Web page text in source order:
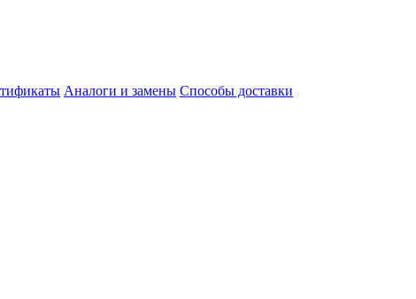
Аналоги и замены Способы доставки